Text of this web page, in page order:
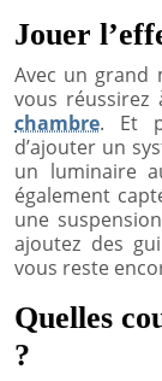
Jouer
Avec un
vous
chambre. Et
d’ajouter un
un luminaire
également
une
ajoutez des
vous reste
Quelles
?